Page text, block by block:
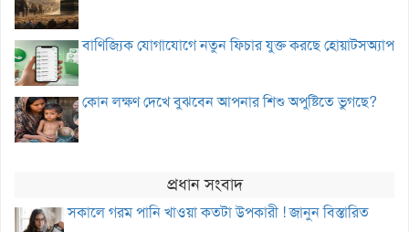
বাণিজ্যিক যোগাযোগে নতুন ফিচার যুক্ত করছে হোয়াটসঅ্যাপ
কোন লক্ষণ দেখে বুঝবেন আপনার শিশু অপুষ্টিতে ভুগছে?
প্রধান সংবাদ
সকালে গরম পানি খাওয়া কতটা উপকারী ! জানুন বিস্তারিত